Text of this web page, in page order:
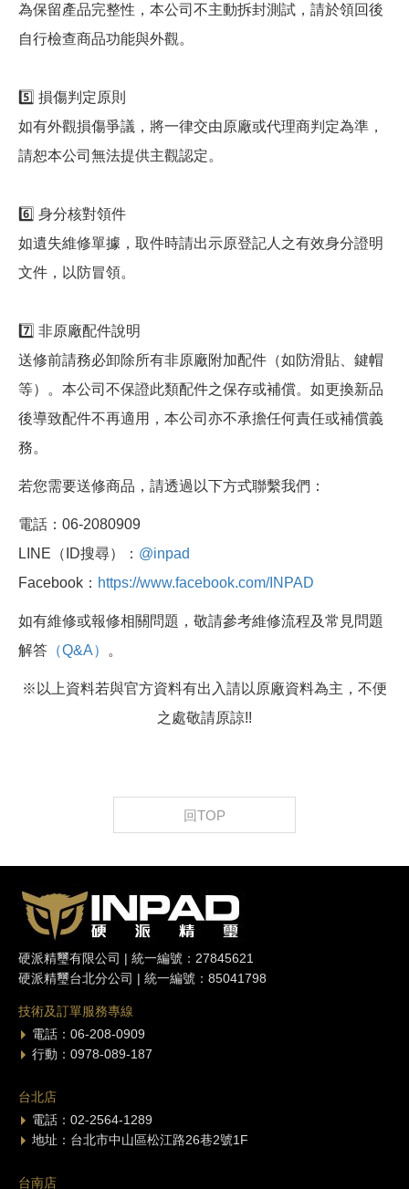
為保留產品完整性，本公司不主動拆封測試，請於領回後
自行檢查商品功能與外觀。
5️⃣ 損傷判定原則
如有外觀損傷爭議，將一律交由原廠或代理商判定為準，
請恕本公司無法提供主觀認定。
6️⃣ 身分核對領件
如遺失維修單據，取件時請出示原登記人之有效身分證明
文件，以防冒領。
7️⃣ 非原廠配件說明
送修前請務必卸除所有非原廠附加配件（如防滑貼、鍵帽
等）。本公司不保證此類配件之保存或補償。如更換新品
後導致配件不再適用，本公司亦不承擔任何責任或補償義
務。
若您需要送修商品，請透過以下方式聯繫我們：
電話：06-2080909
LINE（ID搜尋）： @inpad
Facebook： https://www.facebook.com/INPAD
如有維修或報修相關問題，敬請參考維修流程及常見問題
解答 （Q&A） 。
※以上資料若與官方資料有出入請以原廠資料為主，不便
之處敬請原諒!!
回TOP
硬派精璽有限公司 | 統一編號：27845621
硬派精璽台北分公司 | 統一編號：85041798
技術及訂單服務專線
電話：06-208-0909
行動：0978-089-187
台北店
電話：02-2564-1289
地址：台北市中山區松江路26巷2號1F
台南店